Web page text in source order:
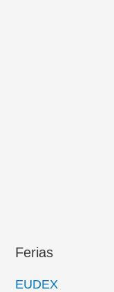
Ferias
EUDEX